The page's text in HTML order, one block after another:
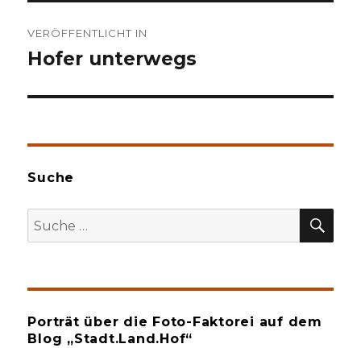
VERÖFFENTLICHT IN
Hofer unterwegs
Suche
Suche
nach:
Porträt über die Foto-Faktorei auf dem
Blog „Stadt.Land.Hof“